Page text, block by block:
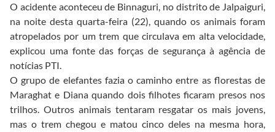
O acidente aconteceu de Binnaguri, no distrito de Jalpaiguri,
na noite desta quarta-feira (22), quando os animais foram
atropelados por um trem que circulava em alta velocidade,
explicou uma fonte das forças de segurança à agência de
notícias PTI.
O grupo de elefantes fazia o caminho entre as florestas de
Maraghat e Diana quando dois filhotes ficaram presos nos
trilhos. Outros animais tentaram resgatar os mais jovens,
mas o trem chegou e matou cinco deles na mesma hora,